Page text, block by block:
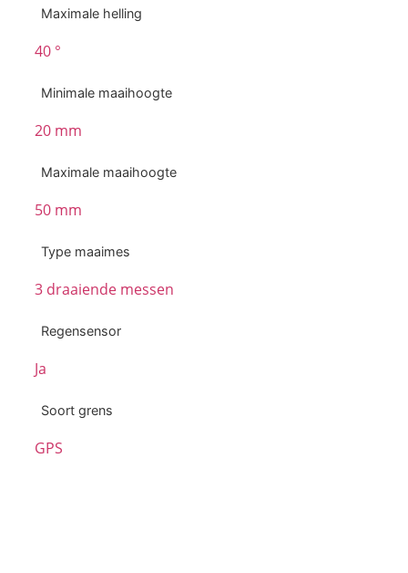
Maximale helling
40 °
Minimale maaihoogte
20 mm
Maximale maaihoogte
50 mm
Type maaimes
3 draaiende messen
Regensensor
Ja
Soort grens
GPS